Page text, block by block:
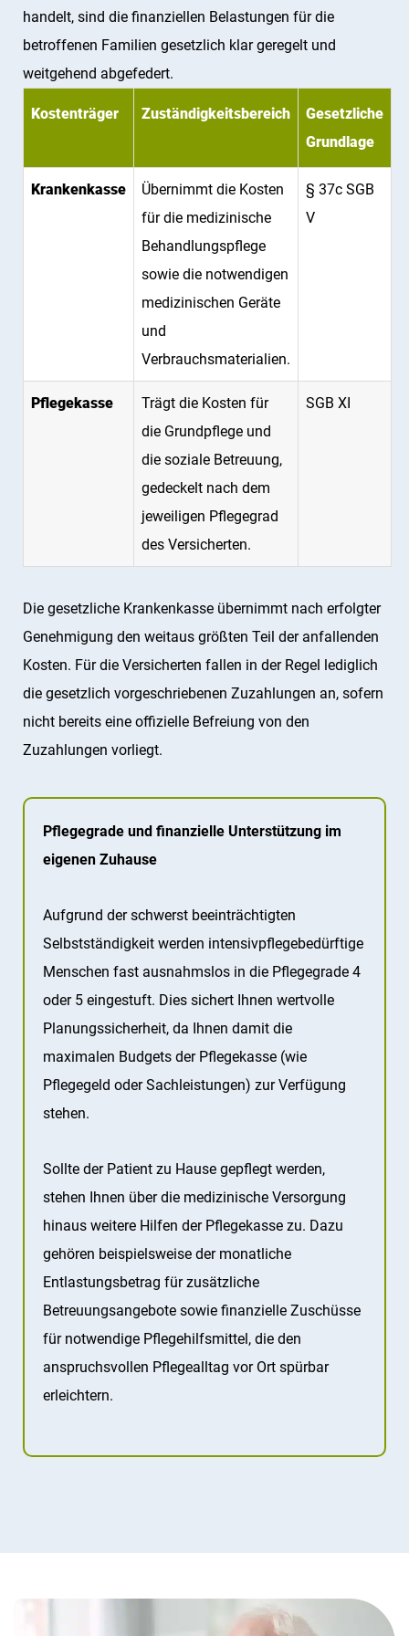
Entscheidung der Krankenkasse:Auf Basis
des erstellten Gutachtens entscheidet die
Krankenkasse über die endgültige Bewilligung
der Kostenübernahme.
ermittelt, ob alle therapeutischen und
pflegerischen Maßnahmen so
ineinandergreifen, dass eine kontinuierliche
gefördert wird.
Auf diese Weise soll garantiert werden, dass alle
pflegerischen Maßnahmen stets die
bestmögliche Rehabilitation und den Erhalt der
Selbstständigkeit des Patienten im Blick
handelt, sind die finanziellen Belastungen für die
betroffenen Familien gesetzlich klar geregelt und
weitgehend abgefedert.
Kostenträger Zuständigkeitsbereich
Gesetzliche
Grundlage
Krankenkasse
Übernimmt die Kosten
für die medizinische
Behandlungspflege
sowie die notwendigen
medizinischen Geräte
und
Verbrauchsmaterialien.
§ 37c SGB
V
Pflegekasse
Trägt die Kosten für
die Grundpflege und
die soziale Betreuung,
gedeckelt nach dem
jeweiligen Pflegegrad
des Versicherten.
SGB XI
Die gesetzliche Krankenkasse übernimmt nach erfolgter
Genehmigung den weitaus größten Teil der anfallenden
Kosten. Für die Versicherten fallen in der Regel lediglich
die gesetzlich vorgeschriebenen Zuzahlungen an, sofern
nicht bereits eine offizielle Befreiung von den
Zuzahlungen vorliegt.
Pflegegrade und finanzielle Unterstützung im
eigenen Zuhause
Aufgrund der schwerst beeinträchtigten
Selbstständigkeit werden intensivpflegebedürftige
Menschen fast ausnahmslos in die Pflegegrade 4
oder 5 eingestuft. Dies sichert Ihnen wertvolle
Planungssicherheit, da Ihnen damit die
maximalen Budgets der Pflegekasse (wie
Pflegegeld oder Sachleistungen) zur Verfügung
stehen.
Sollte der Patient zu Hause gepflegt werden,
stehen Ihnen über die medizinische Versorgung
hinaus weitere Hilfen der Pflegekasse zu. Dazu
gehören beispielsweise der monatliche
Entlastungsbetrag für zusätzliche
Betreuungsangebote sowie finanzielle Zuschüsse
für notwendige Pflegehilfsmittel, die den
anspruchsvollen Pflegealltag vor Ort spürbar
erleichtern.